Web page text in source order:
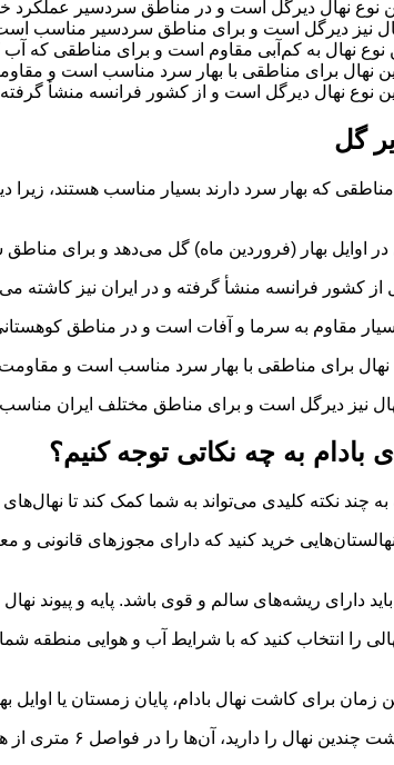
نوع نهال دیرگل است و در مناطق سردسیر عملکرد خوبی دارد.
نیز دیرگل است و برای مناطق سردسیر مناسب است. عمر مفید
نوع نهال به کم‌آبی مقاوم است و برای مناطقی که آب
نهال برای مناطقی با بهار سرد مناسب است و
نوع نهال دیرگل است و از کشور فرانسه منشأ گرفته است.
گل
که بهار سرد دارند بسیار مناسب هستند،
اوایل بهار (فروردین ماه) گل می‌دهد و برای مناطق
فرانسه منشأ گرفته و در ایران نیز کاشته می‌شود. درصد مغز این بادام تا 50 درصد می‌رسد
مقاوم به سرما و آفات است و در مناطق کوهستانی عملکرد
برای مناطقی با بهار سرد مناسب است و مقاومت بالایی
نیز دیرگل است و برای مناطق مختلف ایران
بادام به چه نکاتی توجه کنیم؟
به چند نکته کلیدی می‌تواند به شما کمک کند تا نهال‌های
خرید کنید که دارای مجوزهای قانونی و
دارای ریشه‌های سالم و قوی باشد. پایه و پیوند
را انتخاب کنید که با شرایط آب و هوایی منطقه
زمان برای کاشت نهال بادام، پایان زمستان یا
را در فواصل ۶ متری از هم قرار دهید تا امکان آبیاری آسان و مؤثر با ایجاد فضای کافی برای ریشه درختان فراهم شود.